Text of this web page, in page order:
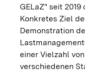
GELaZ" seit
Konkretes Ziel
Demonstration
einer Vielzahl
verschiedenen